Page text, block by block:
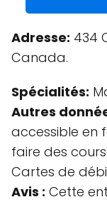
Adresse: 434
Canada.
Spécialités:
Autres
accessible en
faire des
Cartes de
Avis : Cette